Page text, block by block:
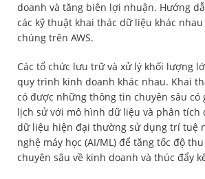
doanh và tăng biên lợi nhuận. Hướng
các kỹ thuật khai thác dữ liệu khác
chúng trên AWS.
Các tổ chức lưu trữ và xử lý khối lượng
quy trình kinh doanh khác nhau. Khai
có được những thông tin chuyên sâu
lịch sử với mô hình dữ liệu và phân tích
dữ liệu hiện đại thường sử dụng trí tuệ
nghệ máy học (AI/ML) để tăng tốc độ
chuyên sâu về kinh doanh và thúc đẩy